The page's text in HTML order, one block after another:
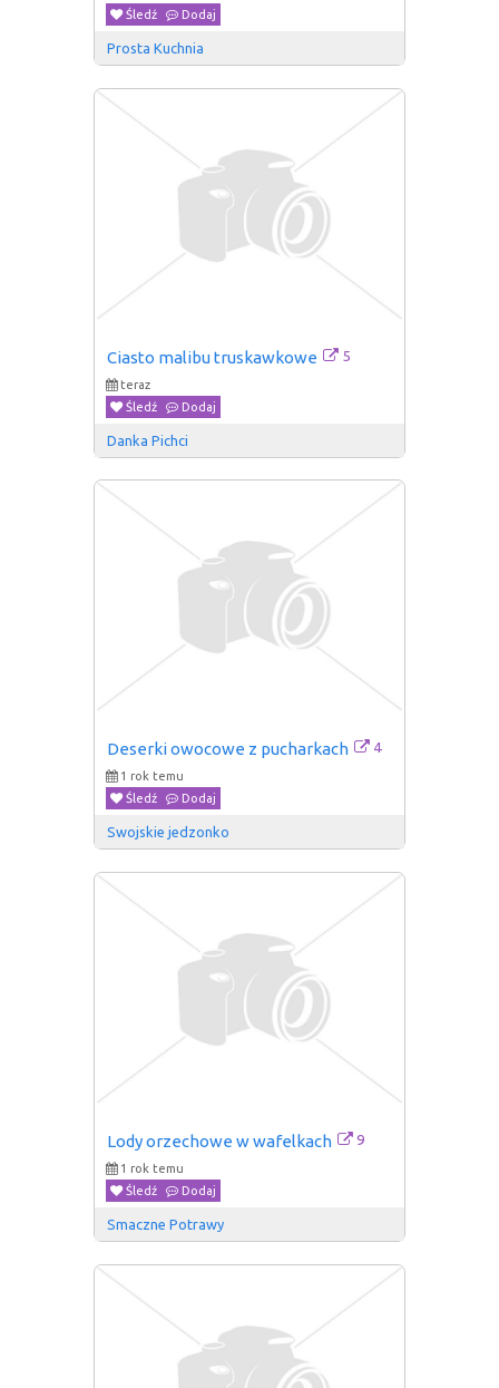
Śledź
Dodaj
Prosta Kuchnia
Ciasto malibu truskawkowe 5
teraz
Śledź
Dodaj
Danka Pichci
Deserki owocowe z pucharkach 4
1 rok temu
Śledź
Dodaj
Swojskie jedzonko
Lody orzechowe w wafelkach 9
1 rok temu
Śledź
Dodaj
Smaczne Potrawy